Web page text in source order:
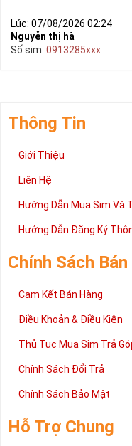
Lúc: 07/08/2026 02:24
Nguyễn thị hà
Số sim: 0913285xxx
Thông Tin
Giới Thiệu
Liên Hệ
Hướng Dẫn Mua Sim Và
Hướng Dẫn Đăng Ký
Chính Sách
Cam Kết Bán Hàng
Điều Khoản & Điều Kiện
Thủ Tục Mua Sim Trả
Chính Sách Đổi Trả
Chính Sách Bảo Mật
Hỗ Trợ Chung